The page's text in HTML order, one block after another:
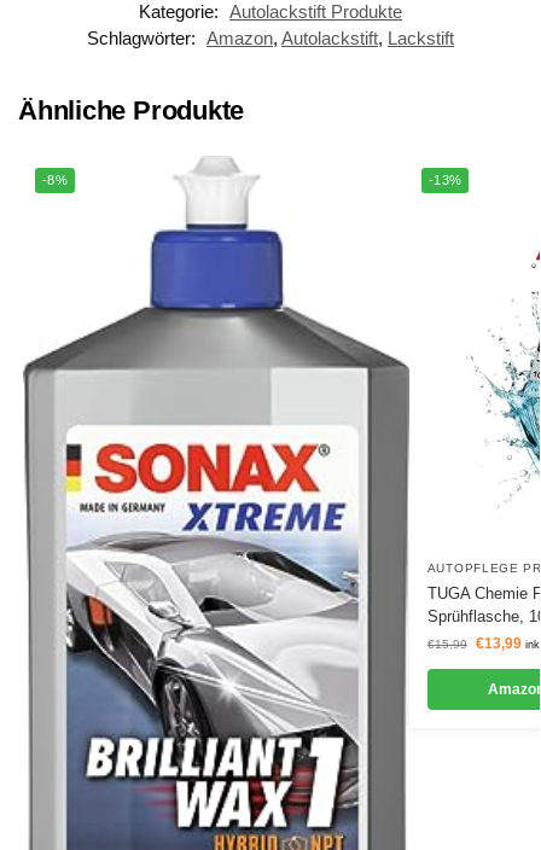
Kategorie: Autolackstift Produkte
Schlagwörter: Amazon, Autolackstift, Lackstift
Ähnliche Produkte
-8% -13%
AUTOPFLEGE
TUGA Chemie
Sprühflasche,
€15,99 €13,99